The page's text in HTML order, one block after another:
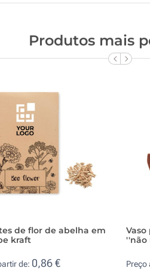
Produtos mais
de flor de abelha em
kraft
de: 0,86 €
''não
Preço